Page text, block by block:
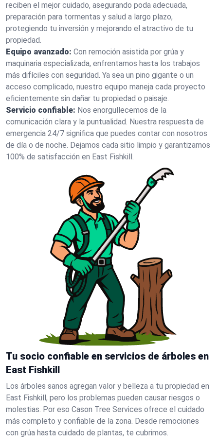
reciben el mejor cuidado, asegurando poda adecuada,
preparación para tormentas y salud a largo plazo,
protegiendo tu inversión y mejorando el atractivo de tu
propiedad.
Equipo avanzado: Con remoción asistida por grúa y
maquinaria especializada, enfrentamos hasta los trabajos
más difíciles con seguridad. Ya sea un pino gigante o un
acceso complicado, nuestro equipo maneja cada proyecto
eficientemente sin dañar tu propiedad o paisaje.
Servicio confiable: Nos enorgullecemos de la
comunicación clara y la puntualidad. Nuestra respuesta de
emergencia 24/7 significa que puedes contar con nosotros
de día o de noche. Dejamos cada sitio limpio y garantizamos
100% de satisfacción en East Fishkill.
Tu socio confiable en servicios de árboles en
East Fishkill
Los árboles sanos agregan valor y belleza a tu propiedad en
East Fishkill, pero los problemas pueden causar riesgos o
molestias. Por eso Cason Tree Services ofrece el cuidado
más completo y confiable de la zona. Desde remociones
con grúa hasta cuidado de plantas, te cubrimos.